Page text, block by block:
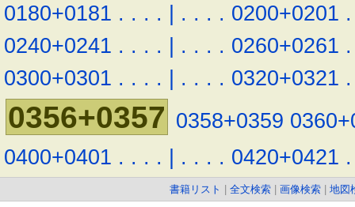
0180+0181 . . . . | . . . . 0200+0201 .
0240+0241 . . . . | . . . . 0260+0261 .
0300+0301 . . . . | . . . . 0320+0321 .
0356+0357 0358+0359
0400+0401 . . . . | . . . . 0420+0421 .
書籍リスト 全文検索 画像検索 地図